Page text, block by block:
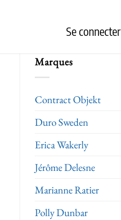
Se connecter
Marques
Contract Objekt
Duro Sweden
Erica Wakerly
Jérôme Delesne
Marianne Ratier
Polly Dunbar